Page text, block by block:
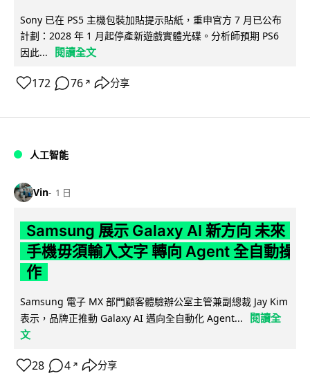
Sony 已在 PS5 主機包裝加貼提示貼紙，重申官方 7 月已公布
計劃：2028 年 1 月起停產新遊戲實體光碟。分析師預期 PS6
因此...
閱讀全文
172 76 ↗ 分享
人工智能
Vin 1 日
Samsung 展示 Galaxy AI 新方向 未來
手機毋須輸入文字 轉向 Agent 全自動操
作
Samsung 電子 MX 部門顧客體驗辦公室主管兼副總裁 Jay Kim
表示，品牌正推動 Galaxy AI 邁向全自動化 Agent...
閱讀全
文
28 4 ↗ 分享